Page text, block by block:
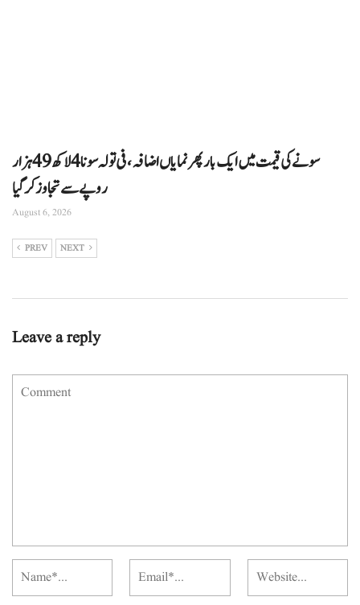
سونے کی قیمت میں ایک بار پھر نمایاں اضافہ، فی تولہ سونا 4 لاکھ 49 ہزار
روپے سے تجاوز کرگیا
August 6, 2026
PREV NEXT
Leave a reply